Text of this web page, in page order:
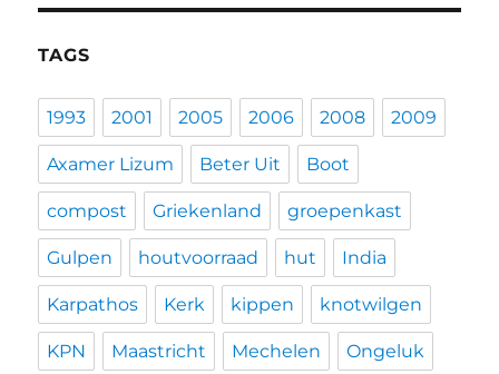
TAGS
1993 2001 2005 2006 2008 2009
Axamer Lizum Beter Uit Boot
compost Griekenland groepenkast
Gulpen houtvoorraad hut India
Karpathos Kerk kippen knotwilgen
KPN Maastricht Mechelen Ongeluk